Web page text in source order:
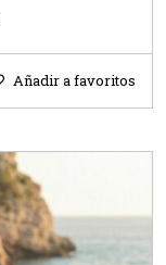
Añadir a favoritos